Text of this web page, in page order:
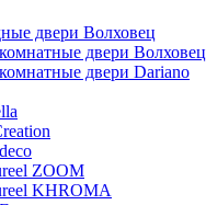
двери Волховец
двери Волховец
двери Dariano
ZOOM
KHROMA